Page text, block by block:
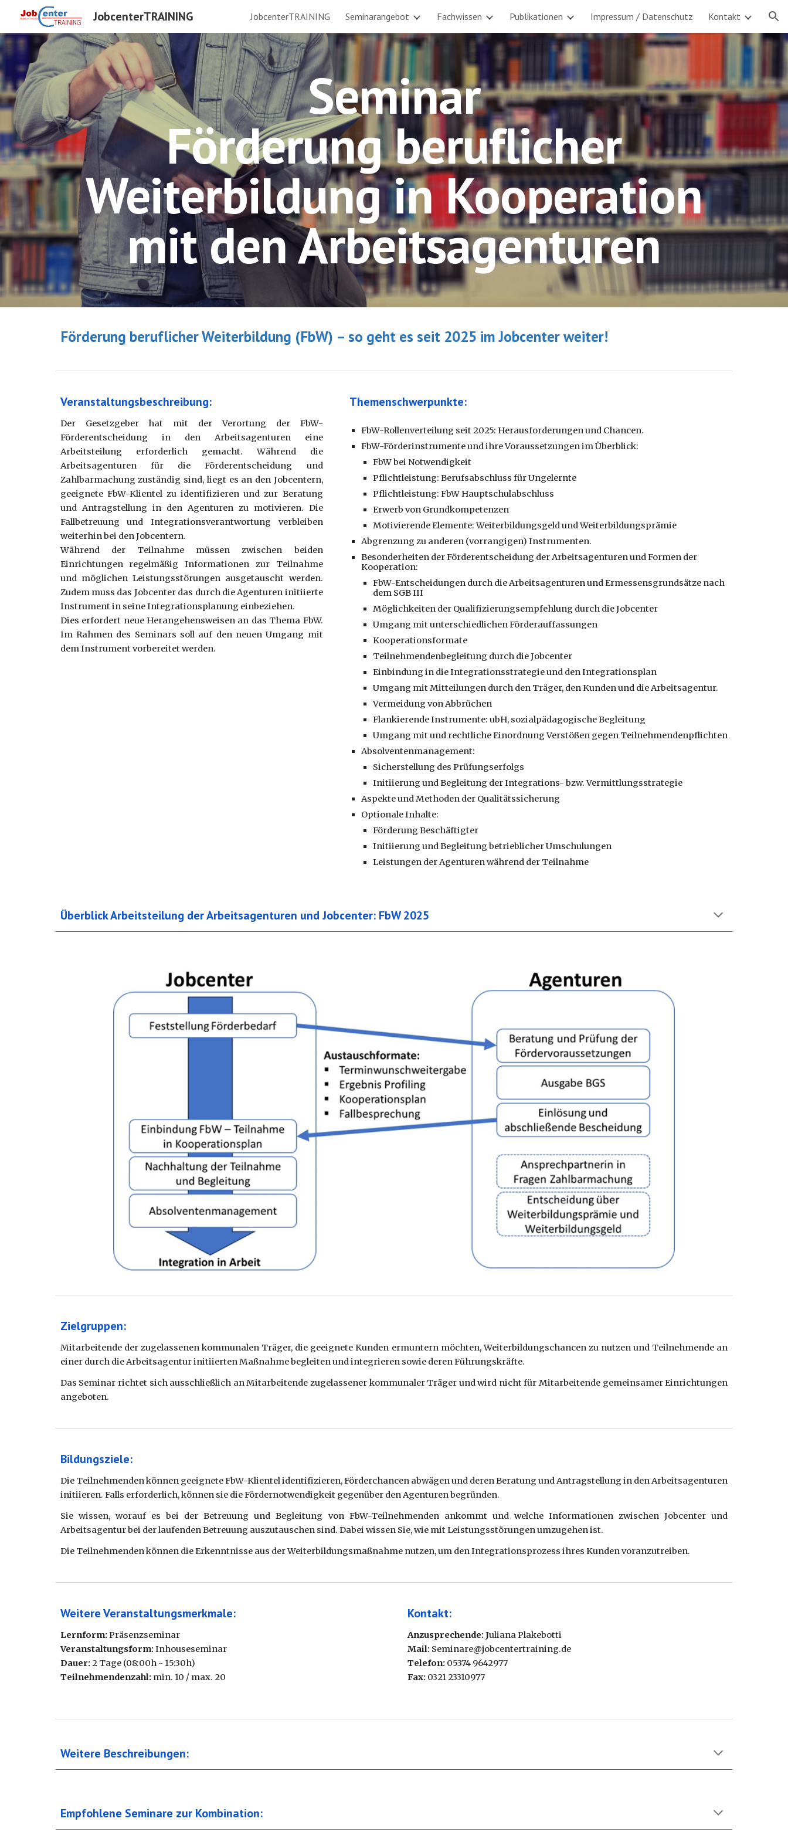
Skip to main content Skip to navigation
JobcenterTRAINING JobcenterTRAINING Seminarangebot Fachwissen Publikationen Impressum / Datenschutz Kontakt
Seminar
Förderung beruflicher
Weiterbildung in Kooperation
mit den Arbeitsagenturen
Förderung beruflicher Weiterbildung (FbW) – so geht es seit 2025 im Jobcenter weiter!
Veranstaltungsbeschreibung:
Der Gesetzgeber hat mit der Verortung der FbW-
Förderentscheidung in den Arbeitsagenturen eine
Arbeitsteilung erforderlich gemacht. Während die
Arbeitsagenturen für die Förderentscheidung und
Zahlbarmachung zuständig sind, liegt es an den Jobcentern,
geeignete FbW-Klientel zu identifizieren und zur Beratung
und Antragstellung in den Agenturen zu motivieren. Die
Fallbetreuung und Integrationsverantwortung verbleiben
weiterhin bei den Jobcentern.
Während der Teilnahme müssen zwischen beiden
Einrichtungen regelmäßig Informationen zur Teilnahme
und möglichen Leistungsstörungen ausgetauscht werden.
Zudem muss das Jobcenter das durch die Agenturen initiierte
Instrument in seine Integrationsplanung einbeziehen.
Dies erfordert neue Herangehensweisen an das Thema FbW.
Im Rahmen des Seminars soll auf den neuen Umgang mit
dem Instrument vorbereitet werden.
Themenschwerpunkte:
FbW-Rollenverteilung seit 2025: Herausforderungen und Chancen.
FbW-Förderinstrumente und ihre Voraussetzungen im Überblick:
FbW bei Notwendigkeit
Pflichtleistung: Berufsabschluss für Ungelernte
Pflichtleistung: FbW Hauptschulabschluss
Erwerb von Grundkompetenzen
Motivierende Elemente: Weiterbildungsgeld und Weiterbildungsprämie
Abgrenzung zu anderen (vorrangigen) Instrumenten.
Besonderheiten der Förderentscheidung der Arbeitsagenturen und Formen der
Kooperation:
FbW-Entscheidungen durch die Arbeitsagenturen und Ermessensgrundsätze nach
dem SGB III
Möglichkeiten der Qualifizierungsempfehlung durch die Jobcenter
Umgang mit unterschiedlichen Förderauffassungen
Kooperationsformate
Teilnehmendenbegleitung durch die Jobcenter
Einbindung in die Integrationsstrategie und den Integrationsplan
Umgang mit Mitteilungen durch den Träger, den Kunden und die Arbeitsagentur.
Vermeidung von Abbrüchen
Flankierende Instrumente: ubH, sozialpädagogische Begleitung
Umgang mit und rechtliche Einordnung Verstößen gegen Teilnehmendenpflichten
Absolventenmanagement:
Sicherstellung des Prüfungserfolgs
Initiierung und Begleitung der Integrations- bzw. Vermittlungsstrategie
Aspekte und Methoden der Qualitätssicherung
Optionale Inhalte:
Förderung Beschäftigter
Initiierung und Begleitung betrieblicher Umschulungen
Leistungen der Agenturen während der Teilnahme
Überblick Arbeitsteilung der Arbeitsagenturen und Jobcenter: FbW 2025
Zielgruppen:
Mitarbeitende der zugelassenen kommunalen Träger, die geeignete Kunden ermuntern möchten, Weiterbildungschancen zu nutzen und Teilnehmende an
einer durch die Arbeitsagentur initiierten Maßnahme begleiten und integrieren sowie deren Führungskräfte.
Das Seminar richtet sich ausschließlich an Mitarbeitende zugelassener kommunaler Träger und wird nicht für Mitarbeitende gemeinsamer Einrichtungen
angeboten.
Bildungsziele:
Die Teilnehmenden können geeignete FbW-Klientel identifizieren, Förderchancen abwägen und deren Beratung und Antragstellung in den Arbeitsagenturen
initiieren. Falls erforderlich, können sie die Fördernotwendigkeit gegenüber den Agenturen begründen.
Sie wissen, worauf es bei der Betreuung und Begleitung von FbW-Teilnehmenden ankommt und welche Informationen zwischen Jobcenter und
Arbeitsagentur bei der laufenden Betreuung auszutauschen sind. Dabei wissen Sie, wie mit Leistungsstörungen umzugehen ist.
Die Teilnehmenden können die Erkenntnisse aus der Weiterbildungsmaßnahme nutzen, um den Integrationsprozess ihres Kunden voranzutreiben.
Weitere Veranstaltungsmerkmale:
Lernform:Präsenzseminar
Veranstaltungsform:Inhouseseminar
Dauer:2 Tage (08:00h - 15:30h)
Teilnehmendenzahl:min. 10 / max. 20
Kontakt:
Anzusprechende: Juliana Plakebotti
Mail: Seminare@jobcentertraining.de
Telefon:05374 9642977
Fax:0321 23310977
Weitere Beschreibungen:
Empfohlene Seminare zur Kombination: